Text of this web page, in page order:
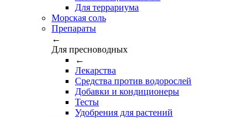
Для террариума
Морская соль
Препараты
←
Для пресноводных
←
Лекарства
Средства против водорослей
Добавки и кондиционеры
Тесты
Удобрения для растений